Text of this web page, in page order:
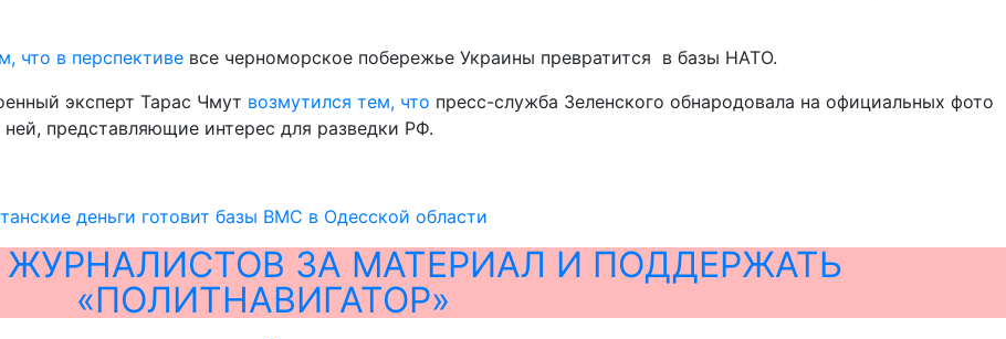
что в перспективе все черноморское побережье Украины превратится в базы НАТО.
эксперт Тарас Чмут возмутился тем, что пресс-служба Зеленского обнародовала на официальных фото
представляющие интерес для разведки РФ.
деньги готовит базы ВМС в Одесской области
ЗА МАТЕРИАЛ И ПОДДЕРЖАТЬ
«ПОЛИТНАВИГАТОР»